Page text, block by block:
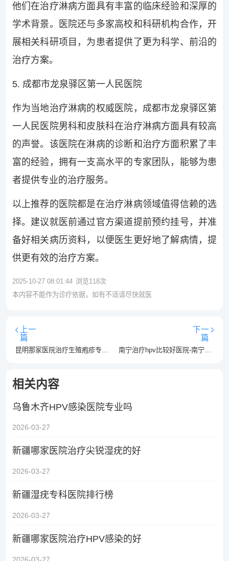
他们在治疗淋病方面具有丰富的临床经验和深厚的
学术背景。医院还与多家高校和科研机构合作，开
展相关科研项目，为患者提供了更为科学、前沿的
治疗方案。
5. 成都市龙泉驿区第一人民医院
作为当地治疗淋病的权威医院，成都市龙泉驿区第
一人民医院男科和皮肤科在治疗淋病方面具有较高
的声誉。该医院在淋病的诊断和治疗方面积累了丰
富的经验，拥有一支高水平的专家团队，能够为患
者提供专业的治疗服务。
以上推荐的医院都是在治疗淋病领域值得信赖的选
择。建议就医前通过官方渠道提前预约挂号，并准
备好相关病历资料，以便医生更好地了解病情，提
供更有效的治疗方案。
2025-10-27 08:01:44 浏览118次
本内容不能作为诊疗依据，如有不适请尽快就医
上一
篇
昆明那家医院治疗生殖疱疹专业-公开昆明生殖疱疹医院排行榜？
下一
篇
南宁治疗hpv比较好医院-南宁hpv医院前五排名？
相关内容
乌鲁木齐HPV感染医院专业吗
2026-03-27
新疆哪家医院治疗尖锐湿疣的好
2026-03-27
新疆湿疣专科医院排行榜
2026-03-27
新疆哪家医院治疗HPV感染的好